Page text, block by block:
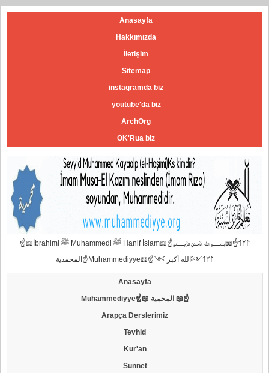
Anasayfa
Hakkımızda
İletişim
Sitemap
instagramda biz
youtube'da biz
ArchOrg
OK'Rua biz
☝📖İbrahimi ﷺ Muhammedi ﷺ Hanif İslam📖☝﷽𐰃𐰠𐰯☝📖
المحمدية☝Muhammediyye📖☝𐰃𐰠𐰯༺الله أكبر ༻
Anasayfa
Muhammediyye☝📖 المحمية 📖☝
Arapça Derslerimiz
Tevhid
Kur'an
Sünnet